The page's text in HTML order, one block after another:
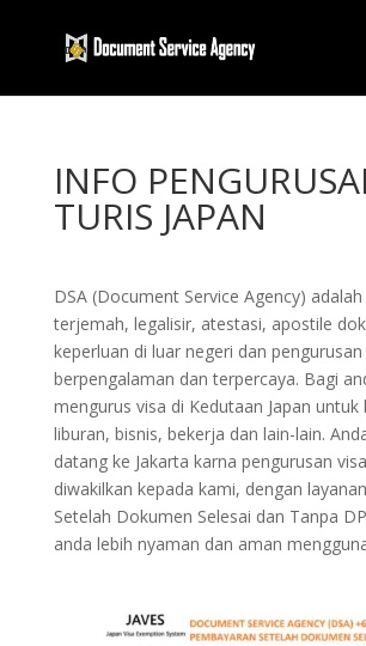
INFO
TURIS JAPAN
DSA (Document Service Agency)
terjemah, legalisir, atestasi, apostile
keperluan di luar negeri dan pengurusan
berpengalaman dan terpercaya. Bagi
mengurus visa di Kedutaan Japan untuk
liburan, bisnis, bekerja dan lain-lain.
datang ke Jakarta karna pengurusan
diwakilkan kepada kami, dengan
Setelah Dokumen Selesai dan Tanpa
anda lebih nyaman dan aman